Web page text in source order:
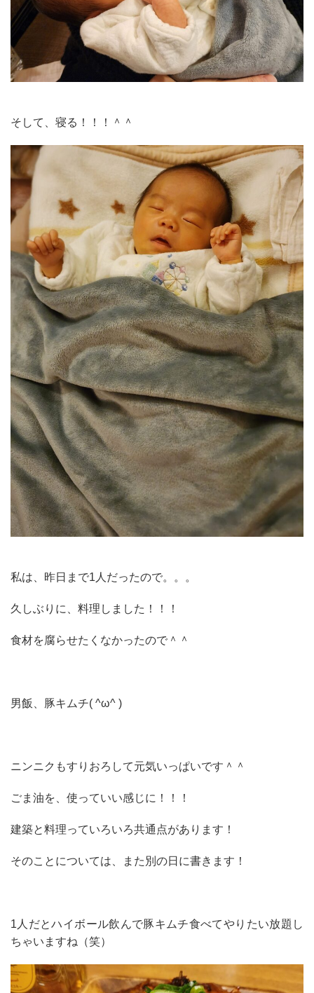
そして、寝る！！！＾＾
私は、昨日まで1人だったので。。。
久しぶりに、料理しました！！！
食材を腐らせたくなかったので＾＾
男飯、豚キムチ( ^ω^ )
ニンニクもすりおろして元気いっぱいです＾＾
ごま油を、使っていい感じに！！！
建築と料理っていろいろ共通点があります！
そのことについては、また別の日に書きます！
1人だとハイボール飲んで豚キムチ食べてやりたい放題し
ちゃいますね（笑）